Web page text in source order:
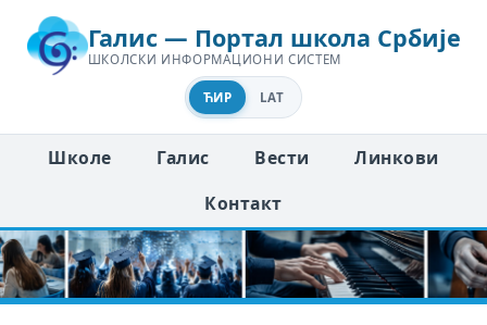
Галис — Портал школа Србије
ШКОЛСКИ ИНФОРМАЦИОНИ СИСТЕМ
ЋИР LAT
Школе Галис Вести
Линкови
Контакт